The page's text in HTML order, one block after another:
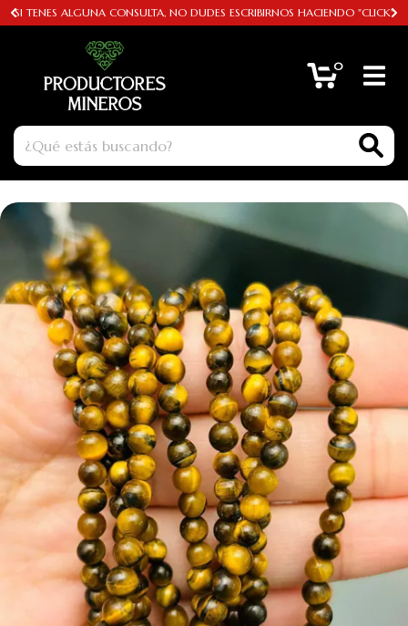
SI TENES ALGUNA CONSULTA, NO DUDES ESCRIBIRNOS HACIENDO "CLICK"
0